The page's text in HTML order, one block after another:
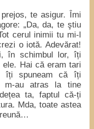
te asigur. Îmi
„Da, da, te ştiu
cerul inimii tu mi-l
o iotă. Adevărat!
în schimbul lor, îți
ele. Hai că eram tari
îți spuneam că îți
m-au atras la tine
ta, faptul că-ți
Mda, toate astea